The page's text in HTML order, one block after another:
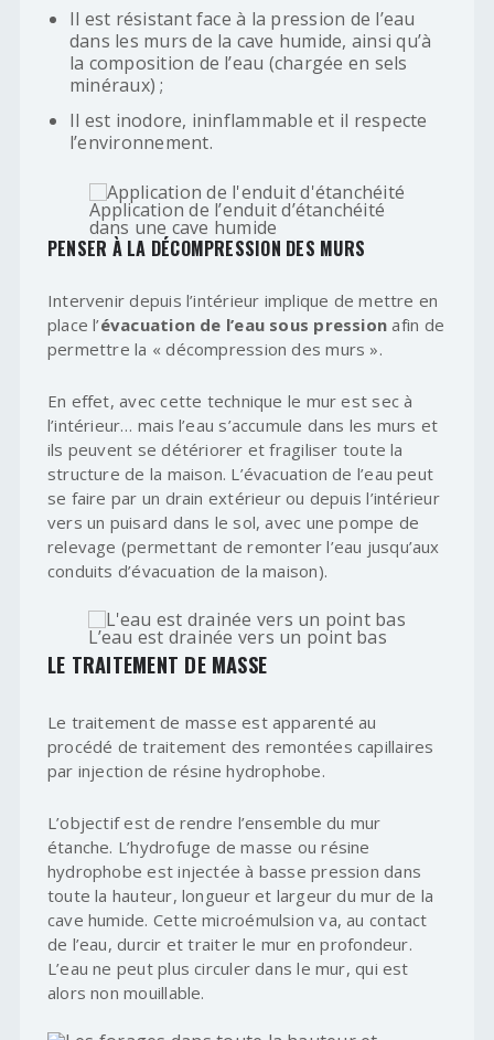
Il est résistant face à la pression de l’eau
dans les murs de la cave humide, ainsi qu’à
la composition de l’eau (chargée en sels
minéraux) ;
Il est inodore, ininflammable et il respecte
l’environnement.
Application de l’enduit d’étanchéité
dans une cave humide
PENSER À LA DÉCOMPRESSION DES MURS
Intervenir depuis l’intérieur implique de mettre en
place l’évacuation de l’eau sous pressionafin de
permettre la « décompression des murs ».
En effet, avec cette technique le mur est sec à
l’intérieur… mais l’eau s’accumule dans les murs et
ils peuvent se détériorer et fragiliser toute la
structure de la maison. L’évacuation de l’eau peut
se faire par un drain extérieur ou depuis l’intérieur
vers un puisard dans le sol, avec une pompe de
relevage (permettant de remonter l’eau jusqu’aux
conduits d’évacuation de la maison).
L’eau est drainée vers un point bas
LE TRAITEMENT DE MASSE
Le traitement de masse est apparenté au
procédé de traitement des remontées capillaires
par injection de résine hydrophobe.
L’objectif est de rendre l’ensemble du mur
étanche. L’hydrofuge de masse ou résine
hydrophobe est injectée à basse pression dans
toute la hauteur, longueur et largeur du mur de la
cave humide. Cette microémulsion va, au contact
de l’eau, durcir et traiter le mur en profondeur.
L’eau ne peut plus circuler dans le mur, qui est
alors non mouillable.